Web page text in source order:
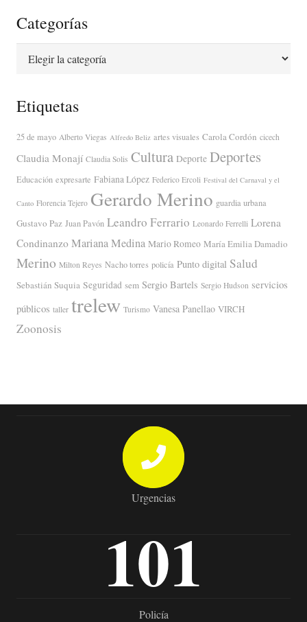
Categorías
Categorías
Etiquetas
25 de mayo Alberto Viegas Alfredo Beliz artes visuales Carola Cordón cicech
Claudia Monají Claudia Solis Cultura Deporte Deportes
Educación expresarte Fabiana López Federico Ercoli Festival del Carnaval y el
Canto Florencia Tejero Gerardo Merino guardia urbana
Gustavo Paz Juan Pavón Leandro Ferrario Leonardo Ferrelli Lorena
Condinanzo Mariana Medina Mario Romeo María Emilia Damadio
Merino Milton Reyes Nacho torres policía Punto digital Salud
Sebastián Suquia Seguridad sem Sergio Bartels Sergio Hudson servicios
públicos taller trelew Turismo Vanesa Panellao VIRCH
Zoonosis
Urgencias
101
Policía